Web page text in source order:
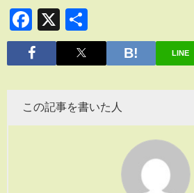
Facebook
X
有
LINE
この記事を書いた人